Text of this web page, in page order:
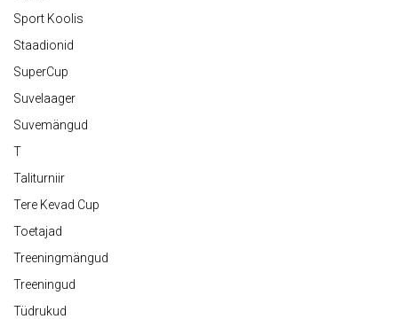
Sport Koolis
Staadionid
SuperCup
Suvelaager
Suvemängud
T
Taliturniir
Tere Kevad Cup
Toetajad
Treeningmängud
Treeningud
Tüdrukud